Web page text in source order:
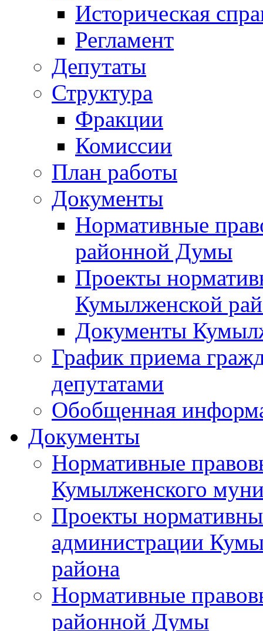
Историческая
Регламент
Депутаты
Структура
Фракции
Комиссии
План работы
Документы
Нормативные
районной Думы
Проекты
Кумылженской
Документы
График приема
депутатами
Обобщенная
Документы
Нормативные
Кумылженского
Проекты
администрации
района
Нормативные
районной Думы